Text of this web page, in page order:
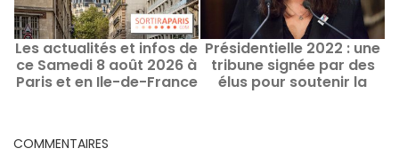
Les actualités et infos de
ce Samedi 8 août 2026 à
Paris et en Ile-de-France
Présidentielle 2022 : une
tribune signée par des
élus pour soutenir la
COMMENTAIRES